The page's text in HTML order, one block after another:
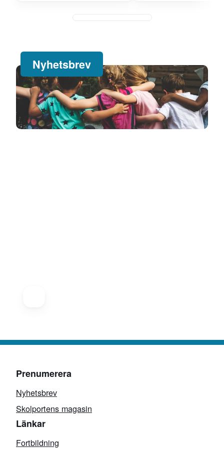
Nyhetsbrev
Prenumerera
Nyhetsbrev
Skolportens magasin
Länkar
Fortbildning